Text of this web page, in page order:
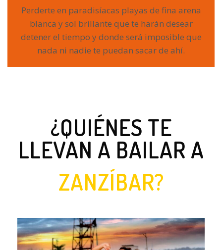
Perderte en paradisíacas playas de fina arena
blanca y sol brillante que te harán desear
detener el tiempo y donde será imposible que
nada ni nadie te puedan sacar de ahí.
¿QUIÉNES TE
LLEVAN A BAILAR A
ZANZÍBAR?